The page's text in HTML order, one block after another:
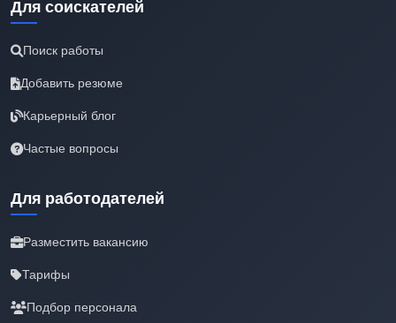
Для соискателей
Поиск работы
Добавить резюме
Карьерный блог
Частые вопросы
Для работодателей
Разместить вакансию
Тарифы
Подбор персонала